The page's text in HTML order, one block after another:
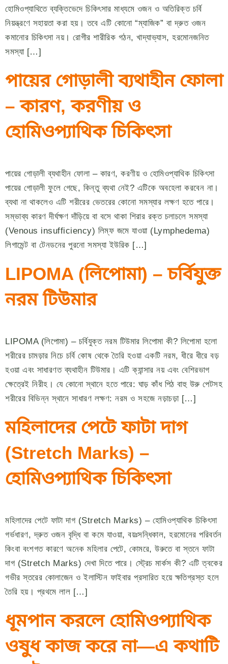
হোমিওপ্যাথিতে ব্যক্তিভেদে চিকিৎসার মাধ্যমে ওজন ও অতিরিক্ত চর্বি
নিয়ন্ত্রণে সহায়তা করা হয়। তবে এটি কোনো “ম্যাজিক” বা দ্রুত ওজন
কমানোর চিকিৎসা নয়। রোগীর শারীরিক গঠন, খাদ্যাভ্যাস, হরমোনজনিত
সমস্যা […]
পায়ের গোড়ালী ব্যথাহীন ফোলা
– কারণ, করণীয় ও
হোমিওপ্যাথিক চিকিৎসা
পায়ের গোড়ালী ব্যথাহীন ফোলা – কারণ, করণীয় ও হোমিওপ্যাথিক চিকিৎসা
পায়ের গোড়ালী ফুলে গেছে, কিন্তু ব্যথা নেই? এটিকে অবহেলা করবেন না।
ব্যথা না থাকলেও এটি শরীরের ভেতরের কোনো সমস্যার লক্ষণ হতে পারে।
সম্ভাব্য কারণ দীর্ঘক্ষণ দাঁড়িয়ে বা বসে থাকা শিরার রক্ত চলাচলে সমস্যা
(Venous insufficiency) লিম্ফ জমে যাওয়া (Lymphedema)
লিগামেন্ট বা টেনডনের পুরনো সমস্যা ইউরিক […]
LIPOMA (লিপোমা) – চর্বিযুক্ত
নরম টিউমার
LIPOMA (লিপোমা) – চর্বিযুক্ত নরম টিউমার লিপোমা কী? লিপোমা হলো
শরীরের চামড়ার নিচে চর্বি কোষ থেকে তৈরি হওয়া একটি নরম, ধীরে ধীরে বড়
হওয়া এবং সাধারণত ব্যথাহীন টিউমার। এটি ক্যান্সার নয় এবং বেশিরভাগ
ক্ষেত্রেই নিরীহ। যে কোনো স্থানে হতে পারে: ঘাড় কাঁধ পিঠ বাহু উরু পেটসহ
শরীরের বিভিন্ন স্থানে সাধারণ লক্ষণ: নরম ও সহজে নড়াচড়া […]
মহিলাদের পেটে ফাটা দাগ
(Stretch Marks) –
হোমিওপ্যাথিক চিকিৎসা
মহিলাদের পেটে ফাটা দাগ (Stretch Marks) – হোমিওপ্যাথিক চিকিৎসা
গর্ভধারণ, দ্রুত ওজন বৃদ্ধি বা কমে যাওয়া, বয়ঃসন্ধিকাল, হরমোনের পরিবর্তন
কিংবা বংশগত কারণে অনেক মহিলার পেটে, কোমরে, উরুতে বা স্তনে ফাটা
দাগ (Stretch Marks) দেখা দিতে পারে। স্ট্রেচ মার্কস কী? এটি ত্বকের
গভীর স্তরের কোলাজেন ও ইলাস্টিন ফাইবার প্রসারিত হয়ে ক্ষতিগ্রস্ত হলে
তৈরি হয়। প্রথমে লাল […]
ধূমপান করলে হোমিওপ্যাথিক
ওষুধ কাজ করে না—এ কথাটি